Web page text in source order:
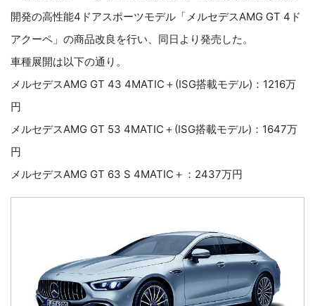
開発の高性能4ドアスポーツモデル「メルセデスAMG GT 4ド
アクーペ」の商品改良を行い、同日より発売した。
車種展開は以下の通り。
メルセデスAMG GT 43 4MATIC＋(ISG搭載モデル)：1216万
円
メルセデスAMG GT 53 4MATIC＋(ISG搭載モデル)：1647万
円
メルセデスAMG GT 63 S 4MATIC＋：2437万円